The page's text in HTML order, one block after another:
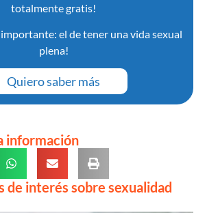
totalmente gratis!
importante: el de tener una vida sexual
plena!
Quiero saber más
información
interés sobre sexualidad